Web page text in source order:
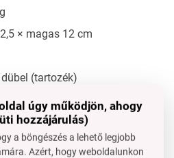
× magas 12 cm
(tartozék)
és nedves ruhával.
páratartalomnak.
úgy működjön, ahogy
hozzájárulás)
a böngészés a lehető legjobb
Azért, hogy weboldalunkon